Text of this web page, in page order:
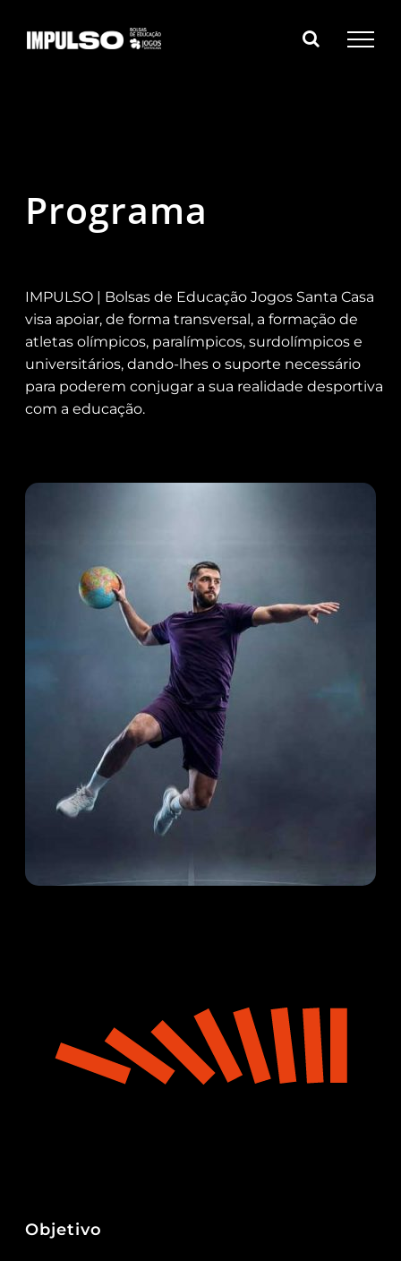
content
Programa
IMPULSO | Bolsas de Educação Jogos Santa Casa
visa apoiar, de forma transversal, a formação de
atletas olímpicos, paralímpicos, surdolímpicos e
universitários, dando-lhes o suporte necessário
para poderem conjugar a sua realidade desportiva
com a educação.
Objetivo